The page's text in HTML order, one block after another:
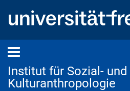
Institut für Sozial- und
Kulturanthropologie